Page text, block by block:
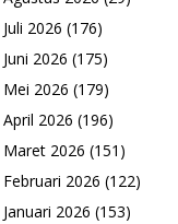
Juli 2026 (176)
Juni 2026 (175)
Mei 2026 (179)
April 2026 (196)
Maret 2026 (151)
Februari 2026 (122)
Januari 2026 (153)